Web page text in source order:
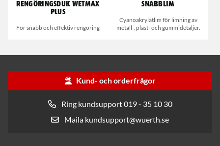
Rengöringsduk Wetmax
Plus
För snabb och effektiv rengöring
Snabblim
Cyanoakrylatlim för limning av
metall-, plast- och gummidetaljer.
Kund- och orderfrågor
Ring kundsupport 019 - 35 10 30
Maila kundsupport@wuerth.se